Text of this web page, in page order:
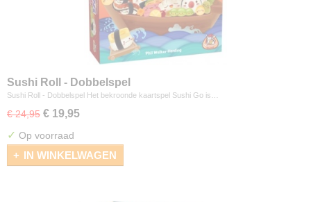
Sushi Roll - Dobbelspel
Sushi Roll - Dobbelspel Het bekroonde kaartspel Sushi Go is…
€ 24,95 € 19,95
✓ Op voorraad
IN WINKELWAGEN